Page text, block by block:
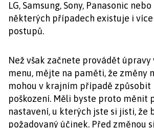
LG, Samsung, Sony, Panasonic
některých případech existuje i
postupů.
Než však začnete provádět úpravy
menu, mějte na paměti, že změny
mohou v krajním případě způsobit
poškození. Měli byste proto měnit
nastavení, u kterých jste si jisti, že
požadovaný účinek. Před změnou